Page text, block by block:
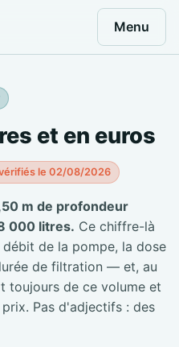
Menu
et en euros
le 02/08/2026
m de profondeur
000 litres. Ce chiffre-là
de la pompe, la dose
de filtration — et, au
toujours de ce volume et
Pas d'adjectifs : des